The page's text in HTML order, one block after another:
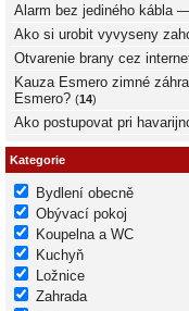
Alarm bez jediného kábla
Ako si urobit vyvyseny
Otvarenie brany cez
Kauza Esmero zimné
Esmero? (14)
Ako postupovat pri
Kategorie
Bydlení obecně
Obývací pokoj
Koupelna a WC
Kuchyň
Ložnice
Zahrada